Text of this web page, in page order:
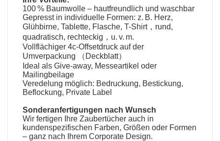
100 % Baumwolle – hautfreundlich und waschbar
Gepresst in individuelle Formen: z. B. Herz,
Glühbirne, Tablette, Flasche, T-Shirt，rund,
quadratisch, rechteckig，u. v. m.
Vollflächiger 4c-Offsetdruck auf der
Umverpackung （Deckblatt）
Ideal als Give-away, Messeartikel oder
Mailingbeilage
Veredelung möglich: Bedruckung, Bestickung,
Beflockung, Private Label
Sonderanfertigungen nach Wunsch
Wir fertigen Ihre Zaubertücher auch in
kundenspezifischen Farben, Größen oder Formen
– ganz nach Ihrem Corporate Design.